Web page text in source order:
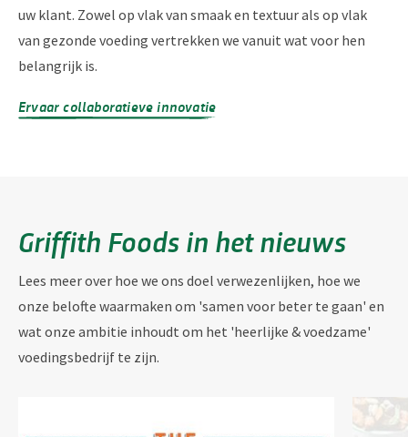
uw klant. Zowel op vlak van smaak en textuur als op vlak
van gezonde voeding vertrekken we vanuit wat voor hen
belangrijk is.
Ervaar collaboratieve innovatie
Griffith Foods in het nieuws
Lees meer over hoe we ons doel verwezenlijken, hoe we
onze belofte waarmaken om 'samen voor beter te gaan' en
wat onze ambitie inhoudt om het 'heerlijke & voedzame'
voedingsbedrijf te zijn.